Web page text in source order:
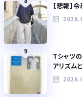
【悲報】
9
Tシャツ
アリズム